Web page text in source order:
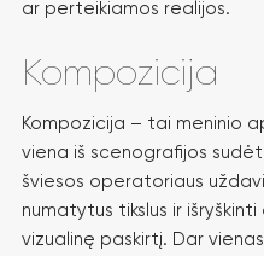
ar perteikiamos realijos.
Kompozicija
Kompozicija – tai meninio
viena iš scenografijos
šviesos operatoriaus
numatytus tikslus ir
vizualinę paskirtį. Dar